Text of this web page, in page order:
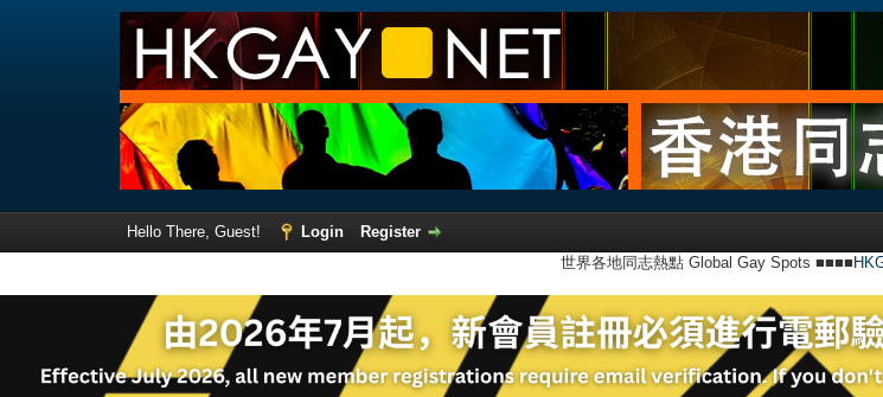
Hello There, Guest! Login
Register
世界各地同志熱點 Global Gay Spots ■■■■